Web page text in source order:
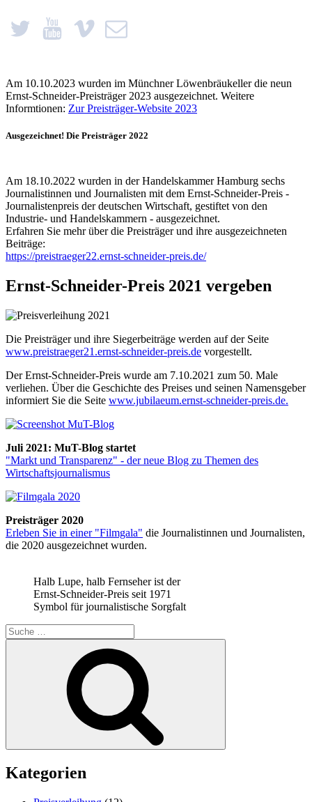
Am 10.10.2023 wurden im Münchner Löwenbräukeller die neun
Ernst-Schneider-Preisträger 2023 ausgezeichnet. Weitere
Informtionen: Zur Preisträger-Website 2023
Ausgezeichnet! Die Preisträger 2022
Am 18.10.2022 wurden in der Handelskammer Hamburg sechs
Journalistinnen und Journalisten mit dem Ernst-Schneider-Preis -
Journalistenpreis der deutschen Wirtschaft, gestiftet von den
Industrie- und Handelskammern - ausgezeichnet.
Erfahren Sie mehr über die Preisträger und ihre ausgezeichneten
Beiträge:
https://preistraeger22.ernst-schneider-preis.de/
Ernst-Schneider-Preis 2021 vergeben
Die Preisträger und ihre Siegerbeiträge werden auf der Seite
www.preistraeger21.ernst-schneider-preis.de vorgestellt.
Der Ernst-Schneider-Preis wurde am 7.10.2021 zum 50. Male
verliehen. Über die Geschichte des Preises und seinen Namensgeber
informiert Sie die Seite www.jubilaeum.ernst-schneider-preis.de.
Juli 2021: MuT-Blog startet
"Markt und Transparenz" - der neue Blog zu Themen des
Wirtschaftsjournalismus
Preisträger 2020
Erleben Sie in einer "Filmgala" die Journalistinnen und Journalisten,
die 2020 ausgezeichnet wurden.
Halb Lupe, halb Fernseher ist der
Ernst-Schneider-Preis seit 1971
Symbol für journalistische Sorgfalt
Suche
nach:
Kategorien